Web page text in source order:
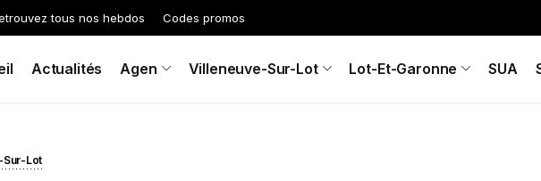
tous nos hebdos Codes promos
Actualités Agen Villeneuve-Sur-Lot Lot-Et-Garonne SUA
Sur-Lot